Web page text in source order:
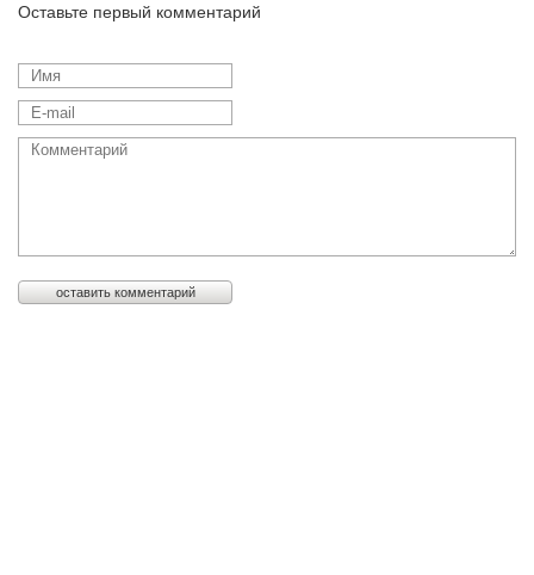
Оставьте первый комментарий